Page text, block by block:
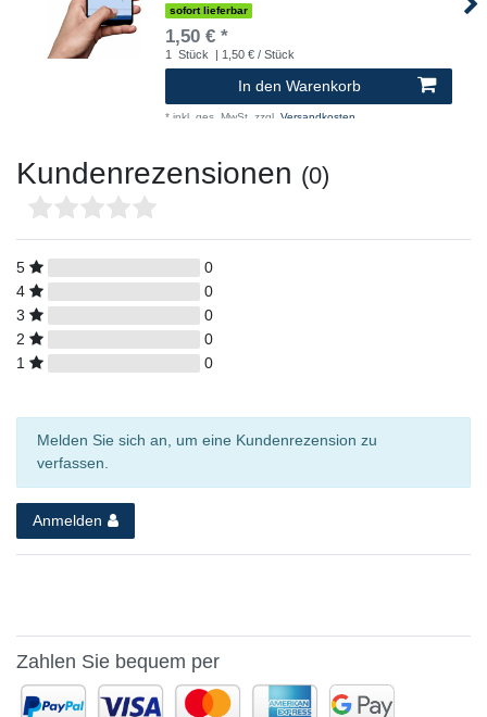
sofort lieferbar
1,50 € *
1 Stück | 1,50 € / Stück
In den Warenkorb
* inkl. ges. MwSt. zzgl. Versandkosten
Kundenrezensionen (0)
5
0
4
0
3
0
2
0
1
0
Melden Sie sich an, um eine Kundenrezension zu
verfassen.
Anmelden
Zahlen Sie bequem per